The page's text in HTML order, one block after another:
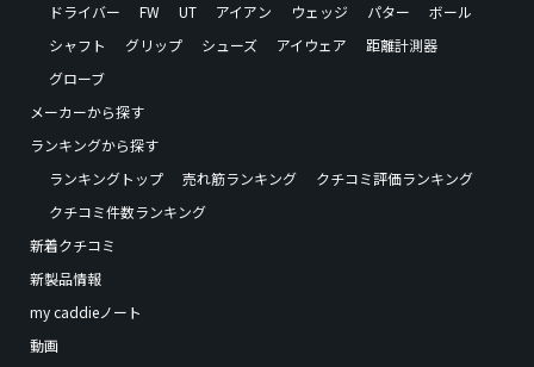
ドライバー
FW UT アイアン ウェッジ パター
ボール
シャフト
グリップ シューズ アイウェア
距離計測器
グローブ
メーカーから探す
ランキングから探す
ランキングトップ
売れ筋ランキング
クチコミ評価ランキング
クチコミ件数ランキング
新着クチコミ
新製品情報
my caddieノート
動画